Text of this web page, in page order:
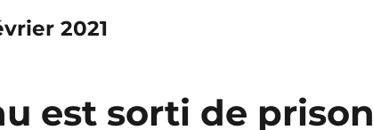
2021
est sorti de prison